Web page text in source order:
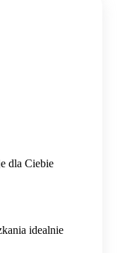
dla Ciebie
idealnie